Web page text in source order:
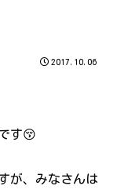
2017.10.06
す😚
が、みなさんは